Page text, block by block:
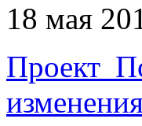
18 мая
Проект